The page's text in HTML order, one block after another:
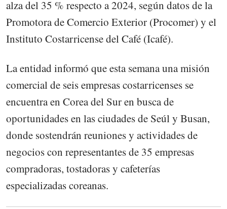
alza del 35 % respecto a 2024, según datos de la
Promotora de Comercio Exterior (Procomer) y el
Instituto Costarricense del Café (Icafé).
La entidad informó que esta semana una misión
comercial de seis empresas costarricenses se
encuentra en Corea del Sur en busca de
oportunidades en las ciudades de Seúl y Busan,
donde sostendrán reuniones y actividades de
negocios con representantes de 35 empresas
compradoras, tostadoras y cafeterías
especializadas coreanas.